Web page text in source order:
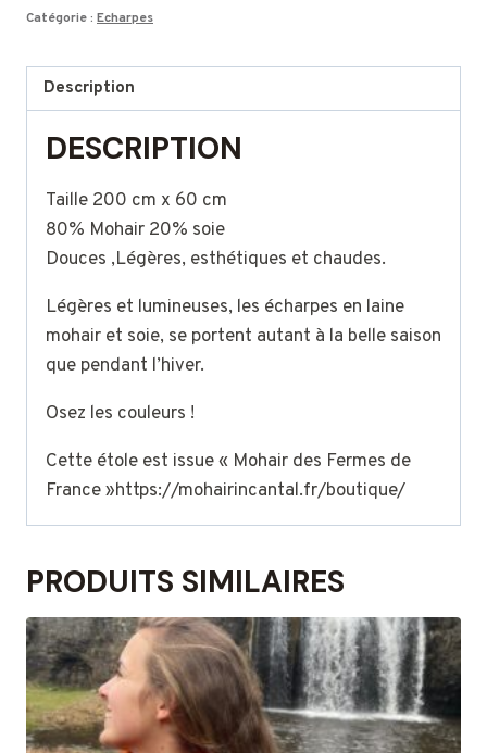
-
écharpe
tissée
mohair
soie
Rouge
Catégorie : Echarpes
Description
DESCRIPTION
Taille 200 cm x 60 cm
80% Mohair 20% soie
Douces ,Légères, esthétiques et chaudes.
Légères et lumineuses, les écharpes en laine
mohair et soie, se portent autant à la belle saison
que pendant l’hiver.
Osez les couleurs !
Cette étole est issue « Mohair des Fermes de
France »https://mohairincantal.fr/boutique/
PRODUITS SIMILAIRES